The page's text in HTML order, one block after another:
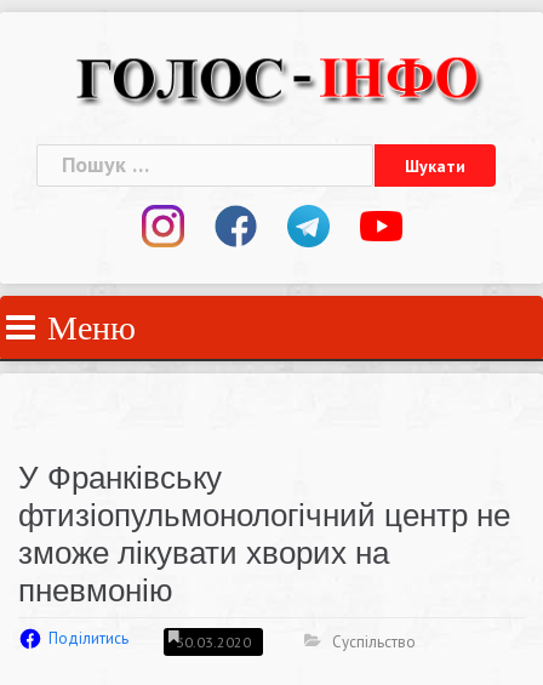
Пошук:
Меню
У Франківську
фтизіопульмонологічний центр не
зможе лікувати хворих на
пневмонію
Поділитись 30.03.2020 Суспільство